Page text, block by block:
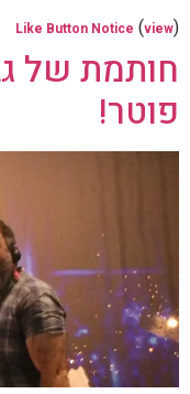
Like Button Notice (view)
חותמת של
פוטר!